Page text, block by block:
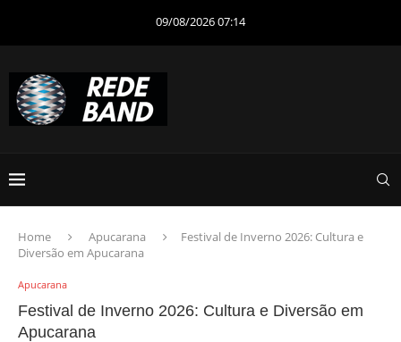
09/08/2026 07:14
Home Apucarana
Festival de Inverno 2026: Cultura e
Diversão em Apucarana
Apucarana
Festival de Inverno 2026: Cultura e Diversão em
Apucarana